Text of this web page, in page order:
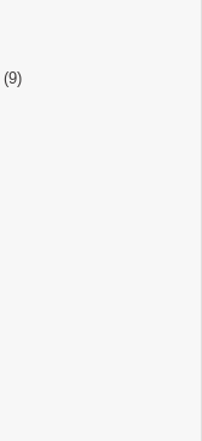
(9)